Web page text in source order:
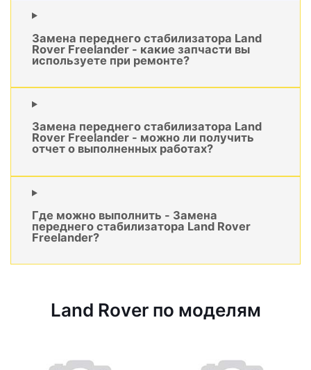
Замена переднего стабилизатора Land
Rover Freelander - какие запчасти вы
используете при ремонте?
Замена переднего стабилизатора Land
Rover Freelander - можно ли получить
отчет о выполненных работах?
Где можно выполнить - Замена
переднего стабилизатора Land Rover
Freelander?
Land Rover по моделям